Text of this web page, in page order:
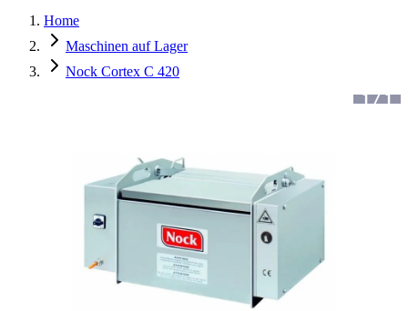
Home
Maschinen auf Lager
Nock Cortex C 420
1/1